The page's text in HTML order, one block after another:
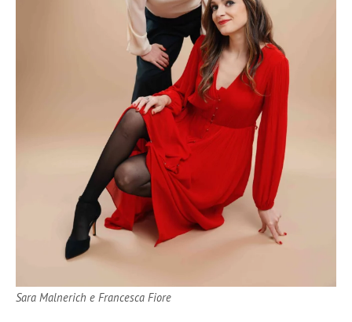
Sara Malnerich e Francesca Fiore